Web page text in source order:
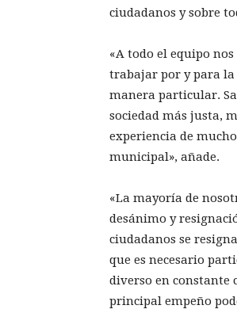
ciudadanos y sobre
«A todo el equipo
trabajar por y para la
manera particular.
sociedad más justa,
experiencia de
municipal», añade.
«La mayoría de
desánimo y
ciudadanos se
que es necesario
diverso en constante
principal empeño